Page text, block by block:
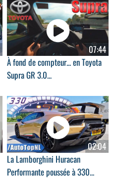
07:44
À fond de compteur... en Toyota
Supra GR 3.0...
02:04
La Lamborghini Huracan
Performante poussée à 330...